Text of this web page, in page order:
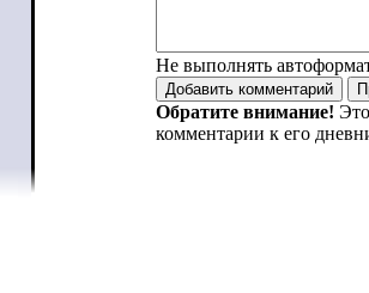
Не выполнять
Обратите внимание!
комментарии к его